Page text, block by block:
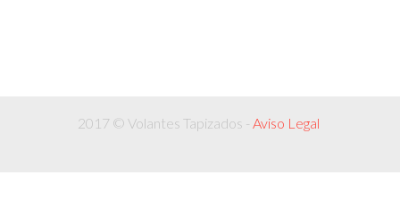
2017 © Volantes Tapizados - Aviso Legal